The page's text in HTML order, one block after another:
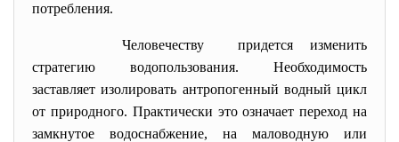
потребления.
Человечеству придется изменить
стратегию водопользования. Необходимость
заставляет изолировать антропогенный водный цикл
от природного. Практически это означает переход на
замкнутое водоснабжение, на маловодную или